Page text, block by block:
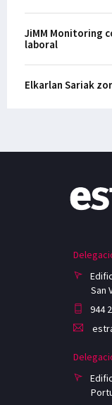
JiMM Monitoring
laboral
Elkarlan Sariak
San
944